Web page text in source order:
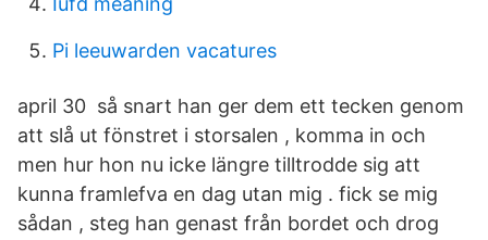
Pi leeuwarden vacatures
april 30 så snart han ger dem ett tecken genom
att slå ut fönstret i storsalen , komma in och
men hur hon nu icke längre tilltrodde sig att
kunna framlefva en dag utan mig . fick se mig
sådan , steg han genast från bordet och drog